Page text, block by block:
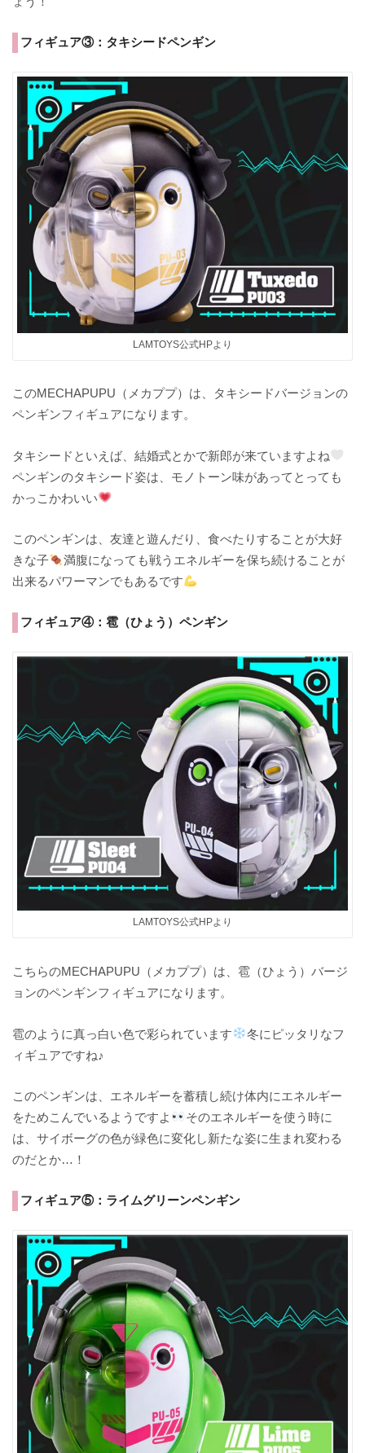
フィギュア③：タキシードペンギン
LAMTOYS公式HPより
このMECHAPUPU（メカププ）は、タキシードバージョンの
ペンギンフィギュアになります。
タキシードといえば、結婚式とかで新郎が来ていますよね
ペンギンのタキシード姿は、モノトーン味があってとっても
かっこかわいい
このペンギンは、友達と遊んだり、食べたりすることが大好
きな子
満腹になっても戦うエネルギーを保ち続けることが
出来るパワーマンでもあるです
フィギュア④：雹（ひょう）ペンギン
LAMTOYS公式HPより
こちらのMECHAPUPU（メカププ）は、雹（ひょう）バージ
ョンのペンギンフィギュアになります。
雹のように真っ白い色で彩られています
冬にピッタリなフ
ィギュアですね♪
このペンギンは、エネルギーを蓄積し続け体内にエネルギー
をためこんでいるようですよ
そのエネルギーを使う時に
は、サイボーグの色が緑色に変化し新たな姿に生まれ変わる
のだとか…！
フィギュア⑤：ライムグリーンペンギン